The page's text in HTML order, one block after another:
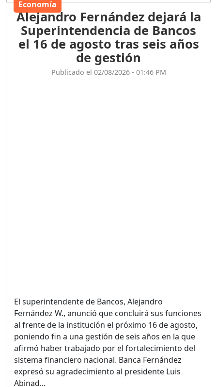
Economía
Alejandro Fernández dejará la
Superintendencia de Bancos
el 16 de agosto tras seis años
de gestión
Publicado el 02/08/2026 - 01:46 PM
El superintendente de Bancos, Alejandro
Fernández W., anunció que concluirá sus funciones
al frente de la institución el próximo 16 de agosto,
poniendo fin a una gestión de seis años en la que
afirmó haber trabajado por el fortalecimiento del
sistema financiero nacional. Banca Fernández
expresó su agradecimiento al presidente Luis
Abinad...